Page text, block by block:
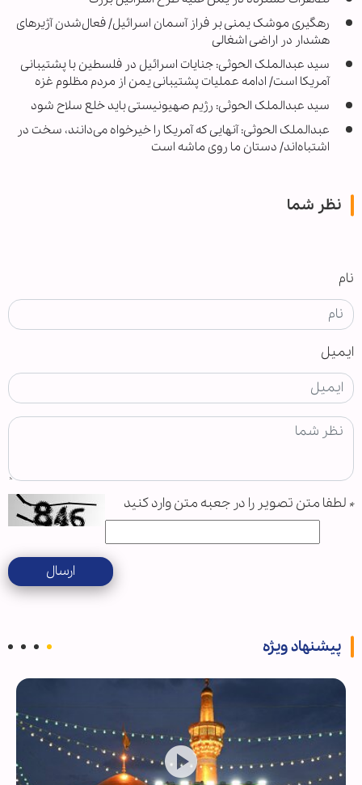
رهگیری موشک یمنی بر فراز آسمان اسرائیل/ فعال‌شدن آژیرهای
هشدار در اراضی اشغالی
سید عبدالملک الحوثی: جنایات اسرائیل در فلسطین با پشتیبانی
آمریکا است/ ادامه عملیات پشتیبانی یمن از مردم مظلوم غزه
سید عبدالملک الحوثی: رژیم صهیونیستی باید خلع سلاح شود
عبدالملک الحوثی: آنهایی که آمریکا را خیرخواه می‌دانند، سخت در
اشتباه‌اند/ دستان ما روی ماشه است
نظر شما
نام
ایمیل
* لطفا متن تصویر را در جعبه متن وارد کنید
ارسال
پیشنهاد ویژه